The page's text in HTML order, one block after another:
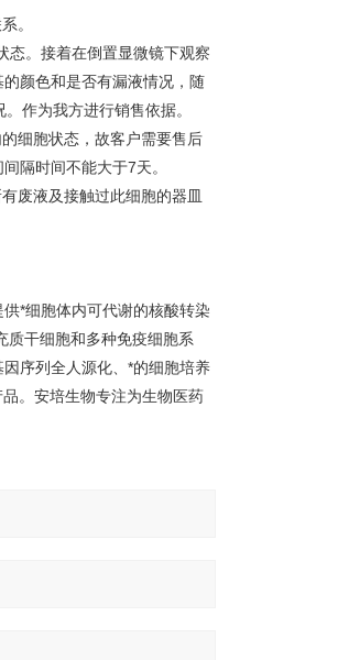
。
态。接着在倒置显微镜下观察
颜色和是否有漏液情况，随
作为我方进行销售依据。
细胞状态，故客户需要售后
隔时间不能大于7天。
废液及接触过此细胞的器皿
*细胞体内可代谢的核酸转染
干细胞和多种免疫细胞系
序列全人源化、*的细胞培养
。安培生物专注为生物医药